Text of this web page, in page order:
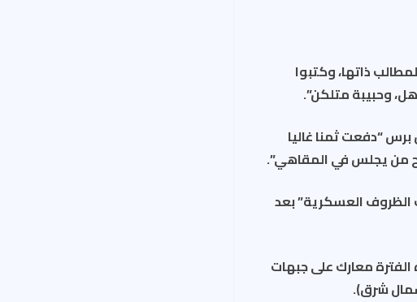
ذاتها، وكتبوا
وحبيبة متلكن”.
الالزامية منذ 2010 لوكالة فرانس برس “دفعت ثمنا غاليا
من يجلس في المقاهي”.
العسكرية” بعد
الفترة معارك على جبهات
شرق).